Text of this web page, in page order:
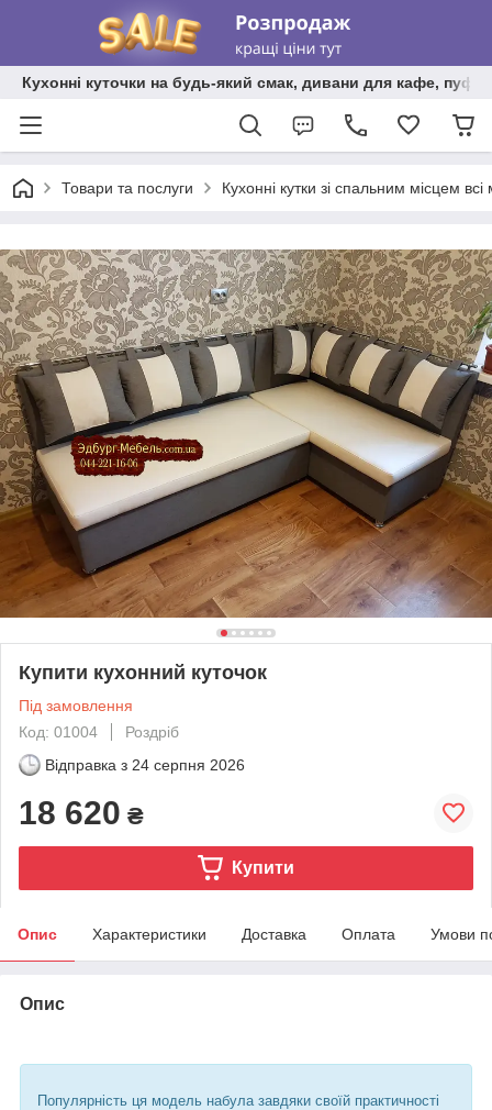
Кухонні куточки на будь-який смак, дивани для кафе,
Товари та послуги Кухонні кутки зі спальним місцем всі
Купити кухонний куточок
Під замовлення
Код: 01004
Роздріб
Відправка з 24 серпня 2026
18 620 ₴
Купити
Опис Характеристики Доставка Оплата Умови
Опис
Популярність ця модель набула завдяки своїй практичності